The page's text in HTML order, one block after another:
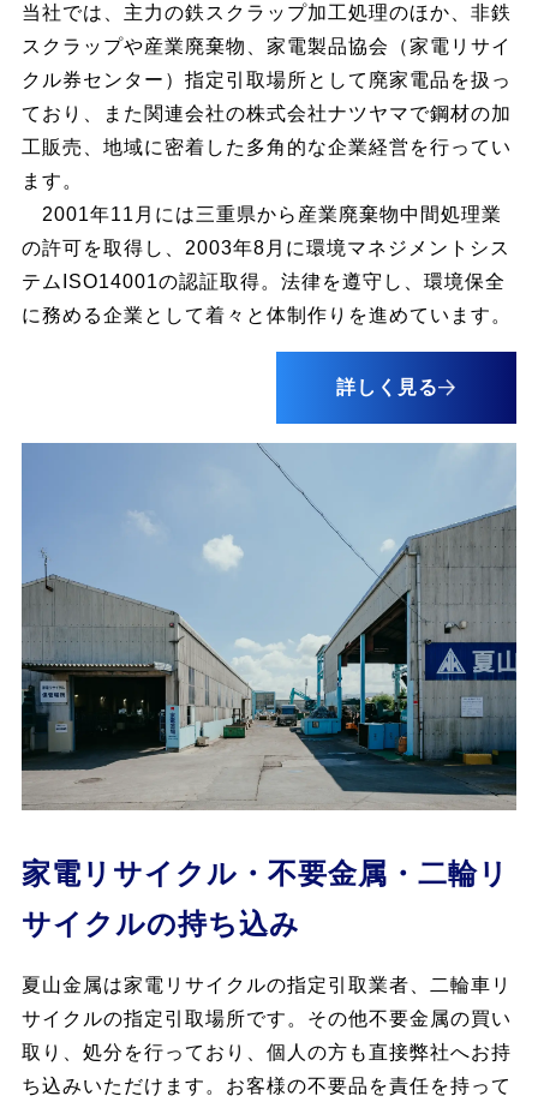
当社では、主力の鉄スクラップ加工処理のほか、非鉄
スクラップや産業廃棄物、家電製品協会（家電リサイ
クル券センター）指定引取場所として廃家電品を扱っ
ており、また関連会社の株式会社ナツヤマで鋼材の加
工販売、地域に密着した多角的な企業経営を行ってい
ます。
2001年11月には三重県から産業廃棄物中間処理業
の許可を取得し、2003年8月に環境マネジメントシス
テムISO14001の認証取得。法律を遵守し、環境保全
に務める企業として着々と体制作りを進めています。
詳しく見る
家電リサイクル・不要金属・二輪リ
サイクルの持ち込み
夏山金属は家電リサイクルの指定引取業者、二輪車リ
サイクルの指定引取場所です。その他不要金属の買い
取り、処分を行っており、個人の方も直接弊社へお持
ち込みいただけます。お客様の不要品を責任を持って